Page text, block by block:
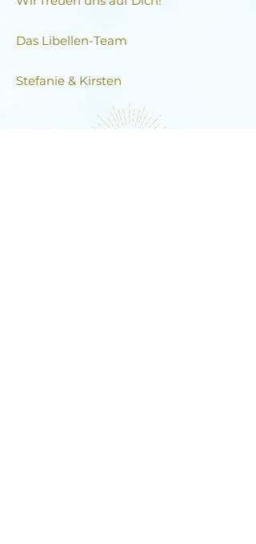
Das Libellen-Team​
Stefanie & Kirsten